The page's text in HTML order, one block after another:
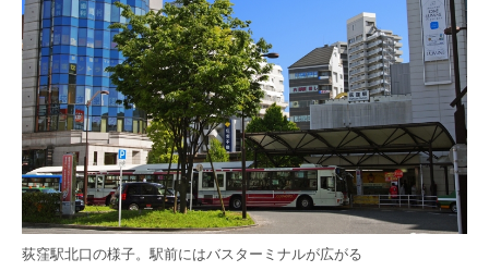
荻窪駅北口の様子。駅前にはバスターミナルが広がる